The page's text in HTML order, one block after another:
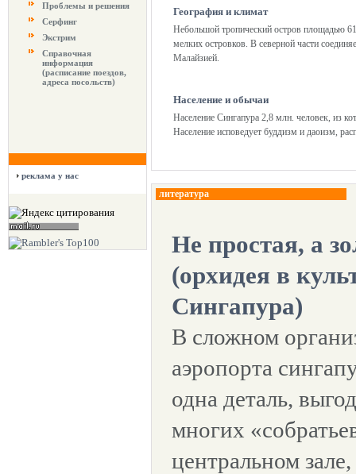
Проблемы и решения
Серфинг
Экстрим
Справочная
информация
(расписание поездов,
адреса посольств)
реклама у нас
География и климат
Небольшой тропический остров площадью
мелких островков. В северной части
Малайзией.
Население и обычаи
Население Сингапура 2,8 млн. человек, из
Население исповедует буддизм и даоизм,
литература
Не простая, а
(орхидея в
Сингапура)
В сложном
аэропорта
одна деталь,
многих
центральном